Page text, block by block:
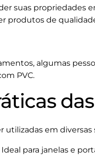
suas
produtos de
algumas
PVC.
utilizadas em
Ideal para janelas e